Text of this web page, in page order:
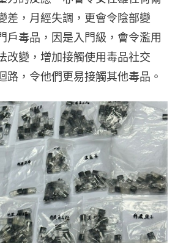
差，月經失調，更會令陰部變
戶毒品，因是入門級，會令濫用
改變，增加接觸使用毒品社交
路，令他們更易接觸其他毒品。